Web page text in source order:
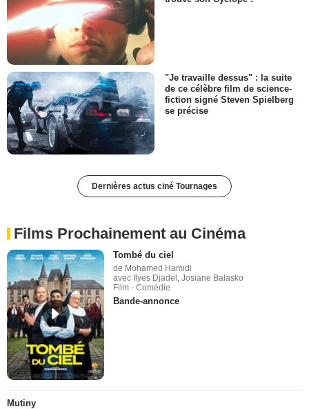
"Je travaille dessus" : la suite
de ce célèbre film de science-
fiction signé Steven Spielberg
se précise
Dernières actus ciné Tournages
Films Prochainement au Cinéma
Tombé du ciel
de Mohamed Hamidi
avec Ilyes Djadel, Josiane Balasko
Film - Comédie
Bande-annonce
Mutiny